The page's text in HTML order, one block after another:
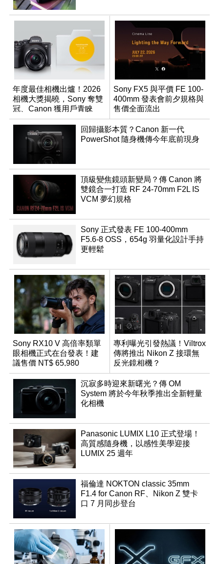
年度最佳相機出爐！2026
相機大獎揭曉，Sony 奪雙
冠、Canon 獲用戶青睞
Sony FX5 與平價 FE 100-
400mm 發表會前夕規格與
售價全面流出
回歸攝影本質？Canon 新一代
PowerShot 隨身機傳今年底前現身
頂級變焦鏡頭新變局？傳 Canon 將
雙鏡合一打造 RF 24-70mm F2L IS
VCM 夢幻規格
Sony 正式發表 FE 100-400mm
F5.6-8 OSS，654g 羽量化設計手持
更輕鬆
Sony RX10 V 高倍率類單
眼相機正式在台發表！建
議售價 NT$ 65,980
專利曝光引發熱議！Viltrox
傳將推出 Nikon Z 接環無
反光鏡相機？
沉寂多時迎來新曙光？傳 OM
System 將於今年秋季推出全新輕量
化相機
Panasonic LUMIX L10 正式登場！
高質感隨身機，以感性美學迎接
LUMIX 25 週年
福倫達 NOKTON classic 35mm
F1.4 for Canon RF、Nikon Z 雙卡
口 7 月同步登台